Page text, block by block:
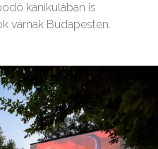
kánikulában is
várnak Budapesten.